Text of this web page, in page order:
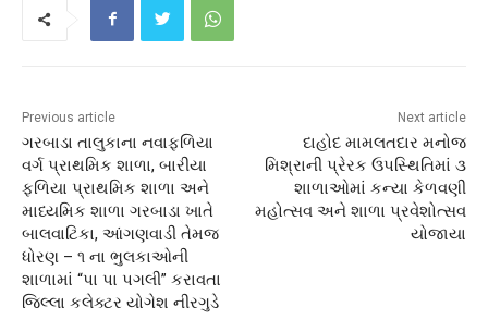
Previous article
ગરબાડા તાલુકાના નવાફળિયા
વર્ગ પ્રાથમિક શાળા, બારીયા
ફળિયા પ્રાથમિક શાળા અને
માધ્યમિક શાળા ગરબાડા ખાતે
બાલવાટિકા, આંગણવાડી તેમજ
ધોરણ – ૧ ના ભુલકાઓની
શાળામાં “પા પા પગલી” કરાવતા
જિલ્લા કલેક્ટર યોગેશ નીરગુડે
Next article
દાહોદ મામલતદાર મનોજ
મિશ્રાની પ્રેરક ઉપસ્થિતિમાં ૩
શાળાઓમાં કન્યા કેળવણી
મહોત્સવ અને શાળા પ્રવેશોત્સવ
યોજાયા